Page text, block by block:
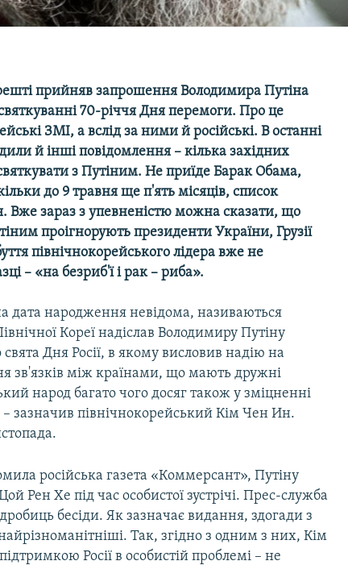
прийняв запрошення Володимира Путіна
70-річчя Дня перемоги. Про це
ЗМІ, а вслід за ними й російські. В останні
й інші повідомлення – кілька західних
з Путіним. Не приїде Барак Обама,
до 9 травня ще п'ять місяців, список
Вже зараз з упевненістю можна сказати, що
проігнорують президенти України, Грузії
північнокорейського лідера вже не
– «на безриб'ї і рак – риба».
дата народження невідома, називаються
Кореї надіслав Володимиру Путіну
Дня Росії, в якому висловив надію на
зв'язків між країнами, що мають дружні
народ багато чого досяг також у зміцненні
– зазначив північнокорейський Кім Чен Ин.
російська газета «Коммерсант», Путіну
Рен Хе під час особистої зустрічі. Прес-служба
бесіди. Як зазначає видання, здогади з
Так, згідно з одним з них, Кім
Росії в особистій проблемі – не